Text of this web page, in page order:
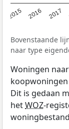
2015 2016 2017
Bovenstaande
naar type
Woningen
Dit is gedaan
hetWOZ-